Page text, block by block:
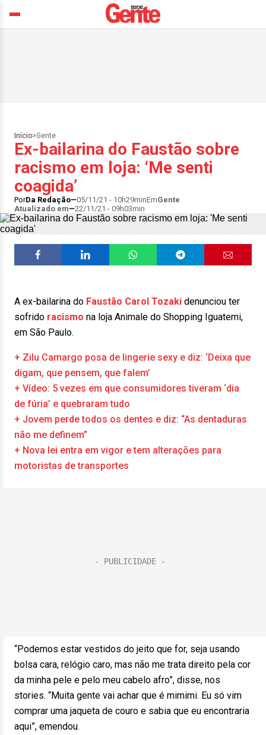
Início>Gente
Ex-bailarina do Faustão sobre
racismo em loja: ‘Me senti
coagida’
PorDa Redação 05/11/21 - 10h29minEmGente
Atualizado em
22/11/21 - 09h03min
A ex-bailarina do Faustão Carol Tozaki denunciou ter
sofrido racismo na loja Animale do Shopping Iguatemi,
em São Paulo.
+ Zilu Camargo posa de lingerie sexy e diz: ‘Deixa que
digam, que pensem, que falem’
+ Vídeo: 5 vezes em que consumidores tiveram ‘dia
de fúria’ e quebraram tudo
+ Jovem perde todos os dentes e diz: “As dentaduras
não me definem”
+ Nova lei entra em vigor e tem alterações para
motoristas de transportes
“Podemos estar vestidos do jeito que for, seja usando
bolsa cara, relógio caro, mas não me trata direito pela cor
da minha pele e pelo meu cabelo afro”, disse, nos
stories. “Muita gente vai achar que é mimimi. Eu só vim
comprar uma jaqueta de couro e sabia que eu encontraria
aqui”, emendou.